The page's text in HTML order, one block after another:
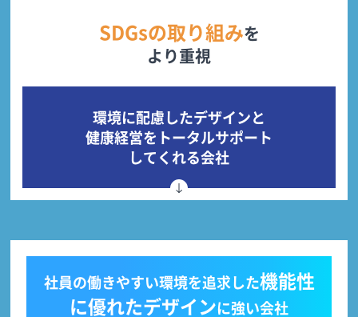
SDGsの取り組みを
より重視
環境に配慮したデザインと
健康経営をトータルサポート
してくれる会社
社員の働きやすい環境を追求した機能性
に優れたデザインに強い会社